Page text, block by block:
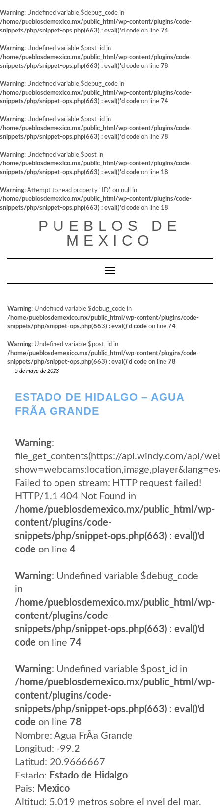
Warning: Undefined variable $debug_code in
/home/pueblosdemexico.mx/public_html/wp-content/plugins/code-
snippets/php/snippet-ops.php(663) : eval()'d code on line 74
Warning: Undefined variable $post_id in
/home/pueblosdemexico.mx/public_html/wp-content/plugins/code-
snippets/php/snippet-ops.php(663) : eval()'d code on line 78
Warning: Undefined variable $debug_code in
/home/pueblosdemexico.mx/public_html/wp-content/plugins/code-
snippets/php/snippet-ops.php(663) : eval()'d code on line 74
Warning: Undefined variable $post_id in
/home/pueblosdemexico.mx/public_html/wp-content/plugins/code-
snippets/php/snippet-ops.php(663) : eval()'d code on line 78
Warning: Undefined variable $post in
/home/pueblosdemexico.mx/public_html/wp-content/plugins/code-
snippets/php/snippet-ops.php(663) : eval()'d code on line 18
Warning: Attempt to read property "ID" on null in
/home/pueblosdemexico.mx/public_html/wp-content/plugins/code-
snippets/php/snippet-ops.php(663) : eval()'d code on line 18
PUEBLOS DE
MEXICO
Cambiar modo de navegación
Warning: Undefined variable $debug_code in
/home/pueblosdemexico.mx/public_html/wp-content/plugins/code-
snippets/php/snippet-ops.php(663) : eval()'d code on line 74
Warning: Undefined variable $post_id in
/home/pueblosdemexico.mx/public_html/wp-content/plugins/code-
snippets/php/snippet-ops.php(663) : eval()'d code on line 78
5 de mayo de 2023
ESTADO DE HIDALGO – AGUA
FRÃ­A GRANDE
Warning:
file_get_contents(https://api.windy.com/api/
Failed to open stream: HTTP request failed!
HTTP/1.1 404 Not Found in
/home/pueblosdemexico.mx/public_html/wp-
content/plugins/code-
snippets/php/snippet-ops.php(663) : eval()'d
code on line 4
Warning: Undefined variable $debug_code
in
/home/pueblosdemexico.mx/public_html/wp-
content/plugins/code-
snippets/php/snippet-ops.php(663) : eval()'d
code on line 74
Warning: Undefined variable $post_id in
/home/pueblosdemexico.mx/public_html/wp-
content/plugins/code-
snippets/php/snippet-ops.php(663) : eval()'d
code on line 78
Nombre: Agua FrÃ­a Grande
Longitud: -99.2
Latitud: 20.9666667
Estado: Estado de Hidalgo
Pais: Mexico
Altitud: 5.019 metros sobre el nvel del mar.